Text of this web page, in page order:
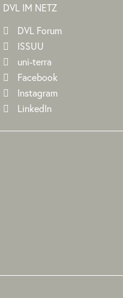
DVL IM NETZ
DVL Forum
ISSUU
uni-terra
Facebook
Instagram
LinkedIn